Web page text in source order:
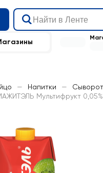
— Напитки —
Мультифрукт 0,05%,